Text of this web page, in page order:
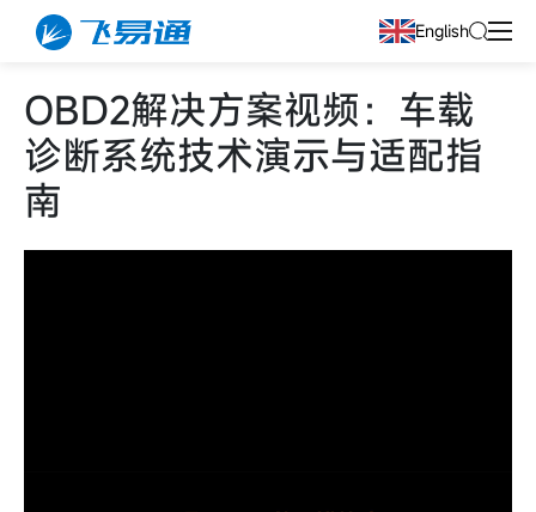
English
OBD2解决方案视频：车载
诊断系统技术演示与适配指
南